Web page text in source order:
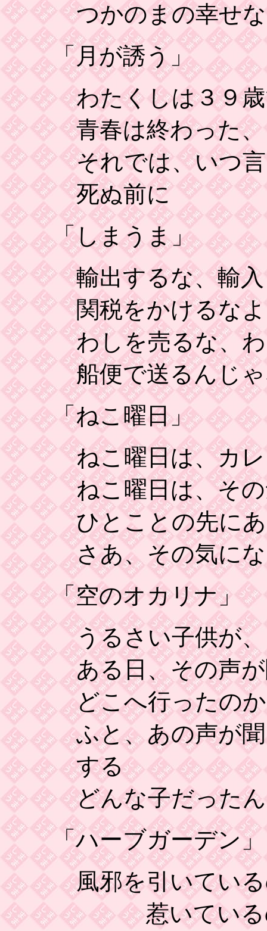
つかのまの幸せ
「月が誘う」
わたくしは３９
青春は終わった
それでは、いつ
死ぬ前に
「しまうま」
輸出するな、輸
関税をかけるなよ
わしを売るな、
船便で送るんじ
「ねこ曜日」
ねこ曜日は、カ
ねこ曜日は、そ
ひとことの先に
さあ、その気に
「空のオカリナ」
うるさい子供が
ある日、その声
どこへ行ったの
ふと、あの声が
する
どんな子だった
「ハーブガーデン」
風邪を引いてい
惹いている